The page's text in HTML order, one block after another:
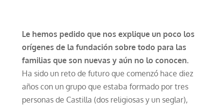
Le hemos pedido que nos explique un poco los
orígenes de la fundación sobre todo para las
familias que son nuevas y aún no lo conocen.
Ha sido un reto de futuro que comenzó hace diez
años con un grupo que estaba formado por tres
personas de Castilla (dos religiosas y un seglar),